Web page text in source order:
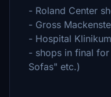
- Roland Center
- Gross
- Hospital
- shops in final
Sofas" etc.)